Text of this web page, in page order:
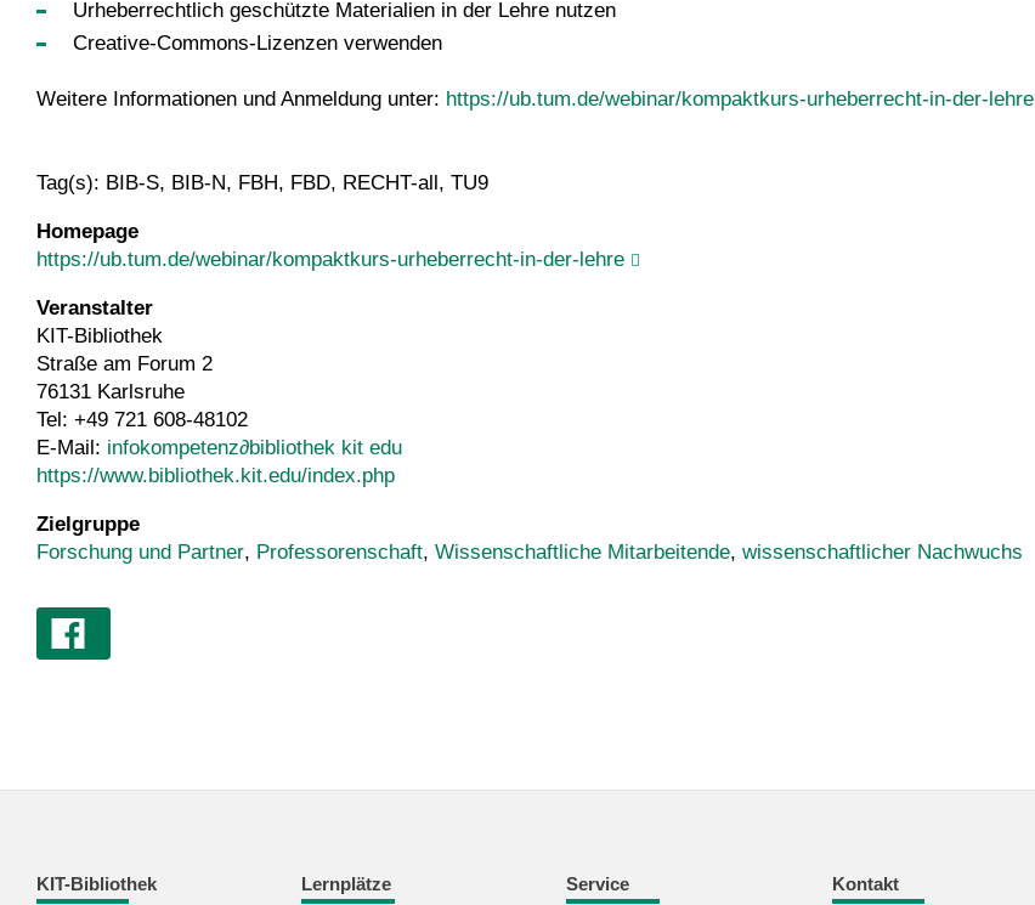
Urheberrechtlich geschützte Materialien in der Lehre nutzen
Creative-Commons-Lizenzen verwenden
Weitere Informationen und Anmeldung unter: https://ub.tum.de/webinar/kompaktkurs-urheberrecht-in-der-lehre
Tag(s): BIB-S, BIB-N, FBH, FBD, RECHT-all, TU9
Homepage
https://ub.tum.de/webinar/kompaktkurs-urheberrecht-in-der-lehre
Veranstalter
KIT-Bibliothek
Straße am Forum 2
76131 Karlsruhe
Tel: +49 721 608-48102
E-Mail: infokompetenz∂bibliothek kit edu
https://www.bibliothek.kit.edu/index.php
Zielgruppe
Forschung und Partner, Professorenschaft, Wissenschaftliche Mitarbeitende, wissenschaftlicher Nachwuchs
KIT-Bibliothek Lernplätze Service Kontakt